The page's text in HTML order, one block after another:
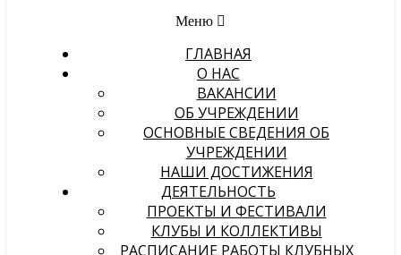
Меню
ГЛАВНАЯ
О НАС
ВАКАНСИИ
ОБ УЧРЕЖДЕНИИ
ОСНОВНЫЕ СВЕДЕНИЯ ОБ
УЧРЕЖДЕНИИ
НАШИ ДОСТИЖЕНИЯ
ДЕЯТЕЛЬНОСТЬ
ПРОЕКТЫ И ФЕСТИВАЛИ
КЛУБЫ И КОЛЛЕКТИВЫ
РАСПИСАНИЕ РАБОТЫ КЛУБНЫХ